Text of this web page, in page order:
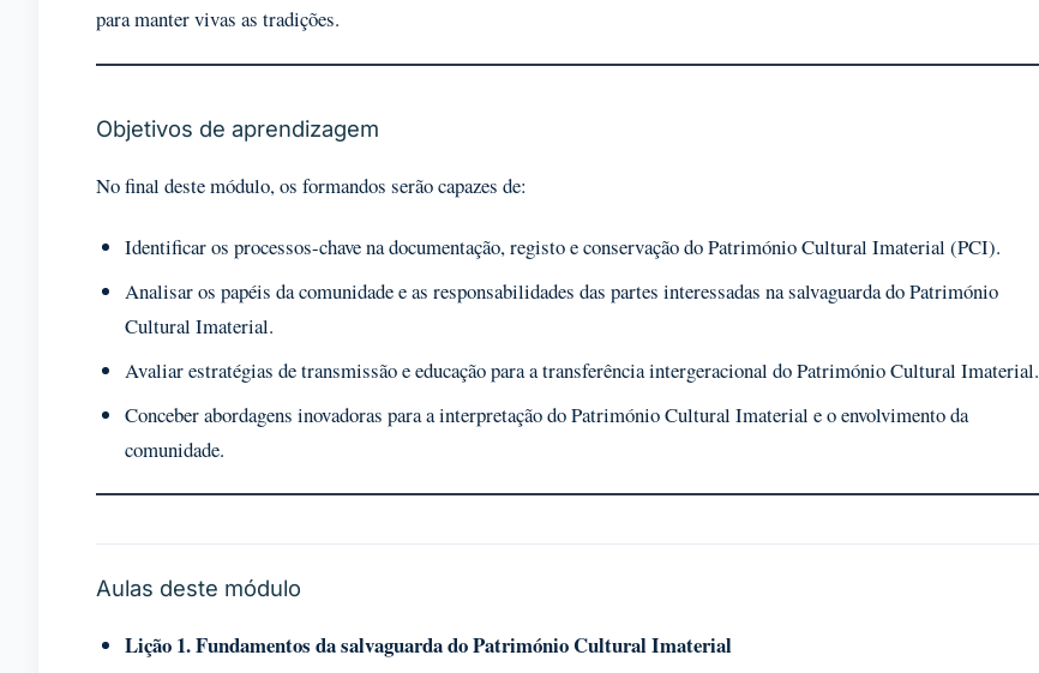
para manter vivas as tradições.
Objetivos de aprendizagem
No final deste módulo, os formandos serão capazes de:
Identificar os processos-chave na documentação, registo e conservação do Património Cultural Imaterial (PCI).
Analisar os papéis da comunidade e as responsabilidades das partes interessadas na salvaguarda do Património
Cultural Imaterial.
Avaliar estratégias de transmissão e educação para a transferência intergeracional do Património Cultural Imaterial.
Conceber abordagens inovadoras para a interpretação do Património Cultural Imaterial e o envolvimento da
comunidade.
Aulas deste módulo
Lição 1. Fundamentos da salvaguarda do Património Cultural Imaterial